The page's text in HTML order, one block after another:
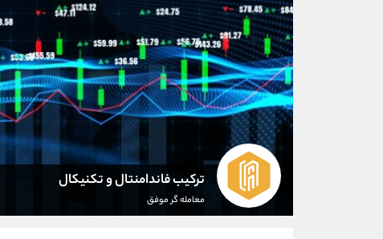
ترکیب فاندامنتال و تکنیکال
معامله گر موفق